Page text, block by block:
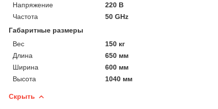
Напряжение
220 В
Частота
50 GHz
Габаритные размеры
Вес
150 кг
Длина
650 мм
Ширина
600 мм
Высота
1040 мм
Скрыть